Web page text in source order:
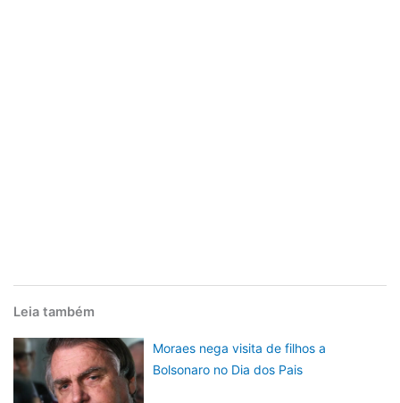
Leia também
Moraes nega visita de filhos a
Bolsonaro no Dia dos Pais